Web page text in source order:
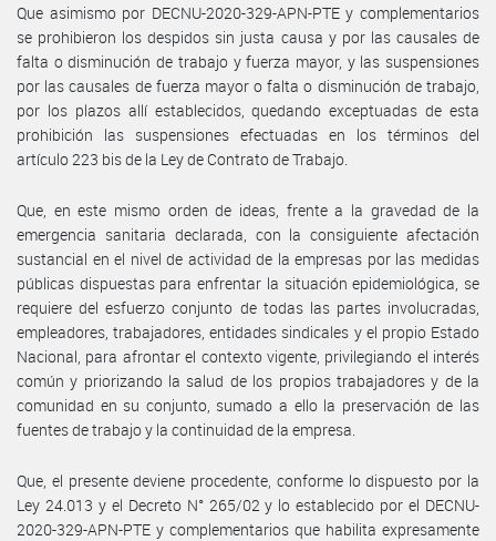
Que asimismo por DECNU-2020-329-APN-PTE y complementarios
se prohibieron los despidos sin justa causa y por las causales de
falta o disminución de trabajo y fuerza mayor, y las suspensiones
por las causales de fuerza mayor o falta o disminución de trabajo,
por los plazos allí establecidos, quedando exceptuadas de esta
prohibición las suspensiones efectuadas en los términos del
artículo 223 bis de la Ley de Contrato de Trabajo.
Que, en este mismo orden de ideas, frente a la gravedad de la
emergencia sanitaria declarada, con la consiguiente afectación
sustancial en el nivel de actividad de la empresas por las medidas
públicas dispuestas para enfrentar la situación epidemiológica, se
requiere del esfuerzo conjunto de todas las partes involucradas,
empleadores, trabajadores, entidades sindicales y el propio Estado
Nacional, para afrontar el contexto vigente, privilegiando el interés
común y priorizando la salud de los propios trabajadores y de la
comunidad en su conjunto, sumado a ello la preservación de las
fuentes de trabajo y la continuidad de la empresa.
Que, el presente deviene procedente, conforme lo dispuesto por la
Ley 24.013 y el Decreto N° 265/02 y lo establecido por el DECNU-
2020-329-APN-PTE y complementarios que habilita expresamente